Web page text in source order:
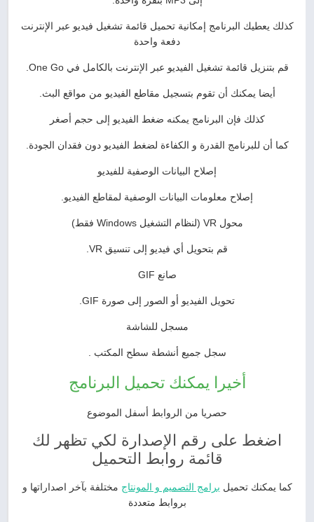
كذلك يعطيك البرنامج إمكانية تحميل قائمة تشغيل فيديو عبر الإنترنت
دفعة واحدة
قم بتنزيل قائمة تشغيل الفيديو عبر الإنترنت بالكامل في One Go.
أيضا يمكنك أن تقوم بتسجيل مقاطع الفيديو من مواقع البث.
كذلك فإن البرنامج يمكنه ضغط الفيديو إلى حجم أصغر
كما أن للبرنامج القدرة و الكفاءة لضغط الفيديو دون فقدان الجودة.
إصلاح البيانات الوصفية للفيديو
إصلاح معلومات البيانات الوصفية لمقاطع الفيديو.
محول VR (لنظام التشغيل Windows فقط)
قم بتحويل أي فيديو إلى تنسيق VR.
صانع GIF
تحويل الفيديو أو الصور إلى صورة GIF.
مسجل للشاشة
سجل جميع أنشطة سطح المكتب .
أخيرا يمكنك تحميل البرنامج
حصريا من الروابط أسفل الموضوع
اضغط على رقم الإصدارة لكي تظهر لك
قائمة روابط التحميل
كما يمكنك تحميل برامج التصميم و المونتاج مختلفة بآخر اصداراتها و
بروابط متعددة